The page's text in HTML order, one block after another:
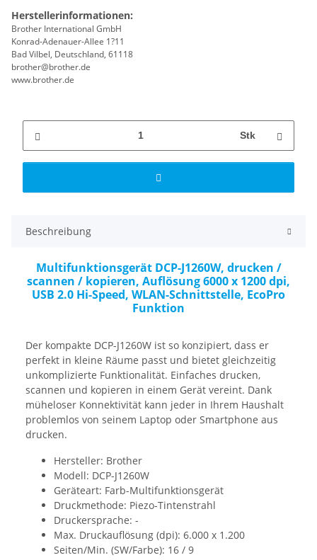
Herstellerinformationen:
Brother International GmbH
Konrad-Adenauer-Allee 1?11
Bad Vilbel, Deutschland, 61118
brother@brother.de
www.brother.de
Stk
Beschreibung
Multifunktionsgerät DCP-J1260W, drucken /
scannen / kopieren, Auflösung 6000 x 1200 dpi,
USB 2.0 Hi-Speed, WLAN-Schnittstelle, EcoPro
Funktion
Der kompakte DCP-J1260W ist so konzipiert, dass er
perfekt in kleine Räume passt und bietet gleichzeitig
unkomplizierte Funktionalität. Einfaches drucken,
scannen und kopieren in einem Gerät vereint. Dank
müheloser Konnektivität kann jeder in Ihrem Haushalt
problemlos von seinem Laptop oder Smartphone aus
drucken.
Hersteller: Brother
Modell: DCP-J1260W
Geräteart: Farb-Multifunktionsgerät
Druckmethode: Piezo-Tintenstrahl
Druckersprache: -
Max. Druckauflösung (dpi): 6.000 x 1.200
Seiten/Min. (SW/Farbe): 16 / 9